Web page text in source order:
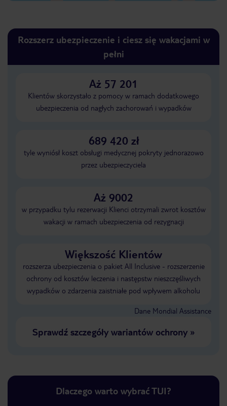
Rozszerz ubezpieczenie i ciesz się wakacjami w
pełni
Aż 57 201
Klientów skorzystało z pomocy w ramach dodatkowego
ubezpieczenia od nagłych zachorowań i wypadków
689 420 zł
tyle wyniósł koszt obsługi medycznej pokryty jednorazowo
przez ubezpieczyciela
Aż 9002
w przypadku tylu rezerwacji Klienci otrzymali zwrot kosztów
wakacji w ramach ubezpieczenia od rezygnacji
Większość Klientów
rozszerza ubezpieczenia o pakiet All Inclusive - rozszerzenie
ochrony od kosztów leczenia i następstw nieszczęśliwych
wypadków o zdarzenia zaistniałe pod wpływem alkoholu
Dane Mondial Assistance
Sprawdź szczegóły wariantów ochrony»
Dlaczego warto wybrać TUI?